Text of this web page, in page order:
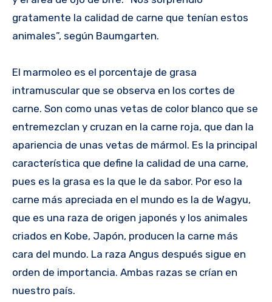
gratamente la calidad de carne que tenían estos
animales”, según Baumgarten.
El marmoleo es el porcentaje de grasa
intramuscular que se observa en los cortes de
carne. Son como unas vetas de color blanco que se
entremezclan y cruzan en la carne roja, que dan la
apariencia de unas vetas de mármol. Es la principal
característica que define la calidad de una carne,
pues es la grasa es la que le da sabor. Por eso la
carne más apreciada en el mundo es la de Wagyu,
que es una raza de origen japonés y los animales
criados en Kobe, Japón, producen la carne más
cara del mundo. La raza Angus después sigue en
orden de importancia. Ambas razas se crían en
nuestro país.